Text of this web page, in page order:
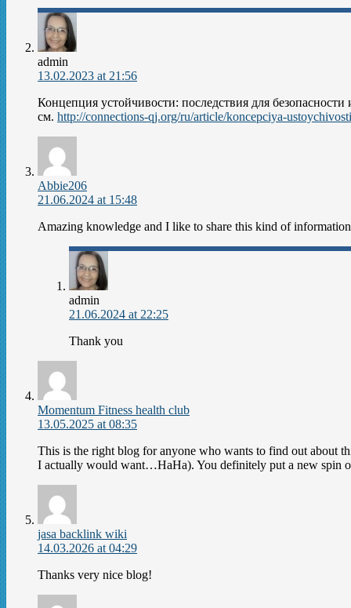
admin
13.02.2023 at 21:56
Концепция устойчивости: последствия для
см. http://connections-qj.org/ru/article/koncepciya-
Abbie206
21.06.2024 at 15:48
Amazing knowledge and I like to share this kind of
admin
21.06.2024 at 22:25
Thank you
Momentum Fitness health club
13.05.2025 at 08:35
This is the right blog for anyone who wants to find out about
I actually would want…HaHa). You definitely put a new spin
jasa backlink wiki
14.03.2026 at 04:29
Thanks very nice blog!